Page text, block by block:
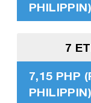
PHILIPPIN)
7
7,15 PHP
PHILIPPIN)